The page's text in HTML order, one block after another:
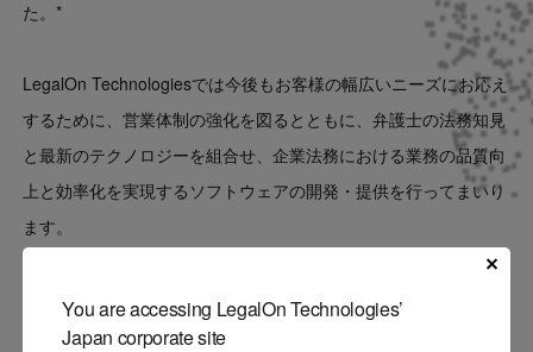
You are accessing LegalOn Technologies’
Japan corporate site
た。*
LegalOn Technologiesでは今後もお客様の幅広いニーズにお応え
するために、営業体制の強化を図るとともに、弁護士の法務知見
と最新のテクノロジーを組合せ、企業法務における業務の品質向
上と効率化を実現するソフトウェアの開発・提供を行ってまいり
ます。
*プレスリリース
LegalOn Technologies、福岡拠点を新設 拠点開設を記念し、